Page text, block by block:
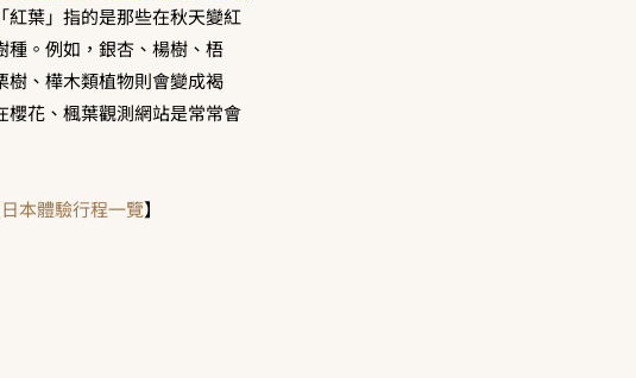
葉」指的是那些在秋天變紅
種。例如，銀杏、楊樹、梧
樹、樺木類植物則會變成褐
花、楓葉觀測網站是常常會
日本體驗行程一覽】